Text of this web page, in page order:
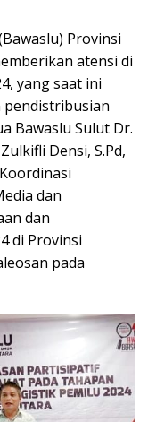
Provinsi
atensi di
yang saat ini
pendistribusian
Bawaslu Sulut Dr.
Densi, S.Pd,
dan
dan
di Provinsi
pada